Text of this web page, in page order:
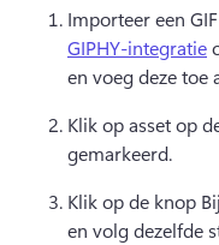
Importeer een
GIPHY-integratie
en voeg deze toe
Klik op asset op
gemarkeerd.
Klik op de knop
en volg dezelfde